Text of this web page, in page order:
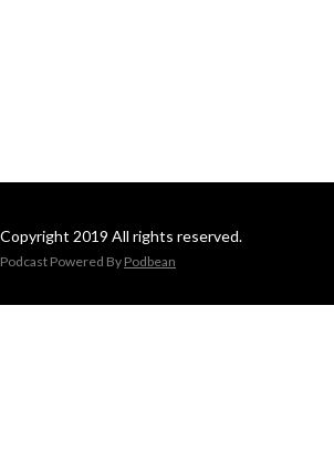
Copyright 2019 All rights reserved.
Podcast Powered By Podbean